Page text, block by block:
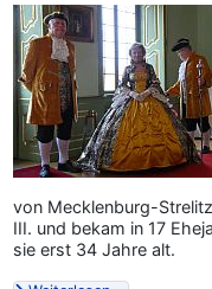
von Mecklenburg-
III. und bekam in 17
sie erst 34 Jahre alt.